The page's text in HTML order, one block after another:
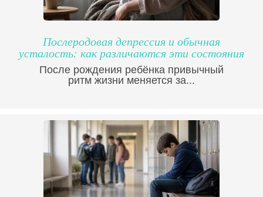
Послеродовая депрессия и обычная
усталость: как различаются эти состояния
После рождения ребёнка привычный
ритм жизни меняется за...